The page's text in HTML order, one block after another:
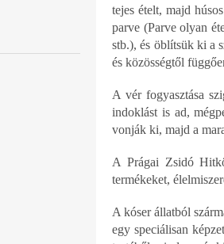
tejes ételt, majd
parve (Parve olyan
stb.), és öblítsük ki a
és közösségtől
A vér fogyasztása
indoklást is ad,
vonják ki, majd a
A Prágai Zsidó
termékeket,
A kóser állatból
egy speciálisan